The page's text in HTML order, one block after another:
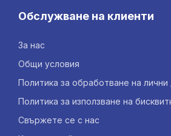
Обслужване на клиенти
За нас
Общи условия
Политика за обработване на лични
Политика за използване на
Свържете се с нас